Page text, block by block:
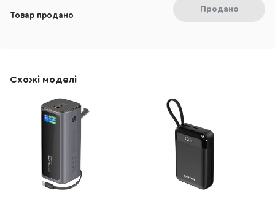
Товар продано
Продано
Схожі моделі